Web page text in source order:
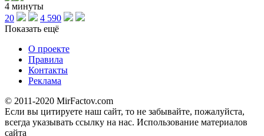
4 минуты
20
4 590
Показать ещё
О проекте
Правила
Контакты
Реклама
© 2011-2020 MirFactov.com
Если вы цитируете наш сайт, то не забывайте, пожалуйста,
всегда указывать ссылку на нас. Использование материалов
сайта